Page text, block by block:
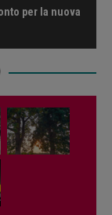
per la nuova